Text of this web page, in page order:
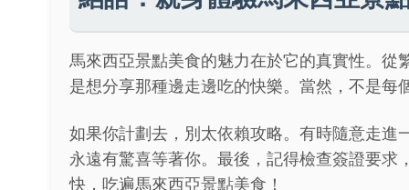
馬來西亞景點美食的魅力在於它的真實性。
是想分享那種邊走邊吃的快樂。當然，不是
如果你計劃去，別太依賴攻略。有時隨意走
永遠有驚喜等著你。最後，記得檢查簽證要
快，吃遍馬來西亞景點美食！